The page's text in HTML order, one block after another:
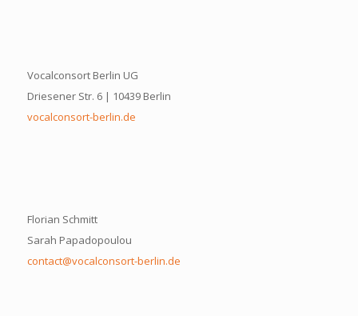
Vocalconsort Berlin UG
Driesener Str. 6 | 10439 Berlin
vocalconsort-berlin.de
Florian Schmitt
Sarah Papadopoulou
contact@vocalconsort-berlin.de